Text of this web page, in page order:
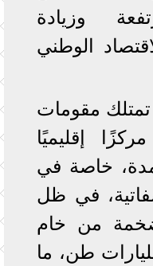
وزيادة
الوطني
مقومات
إقليميًا
خاصة في
في ظل
ضخمة من خام
تتجاوز 3 مليارات طن، ما